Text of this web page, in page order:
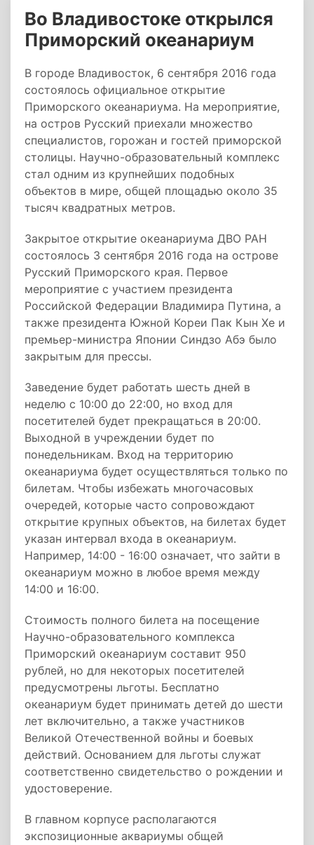
Во Владивостоке открылся
Приморский океанариум
В городе Владивосток, 6 сентября 2016 года
состоялось официальное открытие
Приморского океанариума. На мероприятие,
на остров Русский приехали множество
специалистов, горожан и гостей приморской
столицы. Научно-образовательный комплекс
стал одним из крупнейших подобных
объектов в мире, общей площадью около 35
тысяч квадратных метров.
Закрытое открытие океанариума ДВО РАН
состоялось 3 сентября 2016 года на острове
Русский Приморского края. Первое
мероприятие с участием президента
Российской Федерации Владимира Путина, а
также президента Южной Кореи Пак Кын Хе и
премьер-министра Японии Синдзо Абэ было
закрытым для прессы.
Заведение будет работать шесть дней в
неделю с 10:00 до 22:00, но вход для
посетителей будет прекращаться в 20:00.
Выходной в учреждении будет по
понедельникам. Вход на территорию
океанариума будет осуществляться только по
билетам. Чтобы избежать многочасовых
очередей, которые часто сопровождают
открытие крупных объектов, на билетах будет
указан интервал входа в океанариум.
Например, 14:00 - 16:00 означает, что зайти в
океанариум можно в любое время между
14:00 и 16:00.
Стоимость полного билета на посещение
Научно-образовательного комплекса
Приморский океанариум составит 950
рублей, но для некоторых посетителей
предусмотрены льготы. Бесплатно
океанариум будет принимать детей до шести
лет включительно, а также участников
Великой Отечественной войны и боевых
действий. Основанием для льготы служат
соответственно свидетельство о рождении и
удостоверение.
В главном корпусе располагаются
экспозиционные аквариумы общей